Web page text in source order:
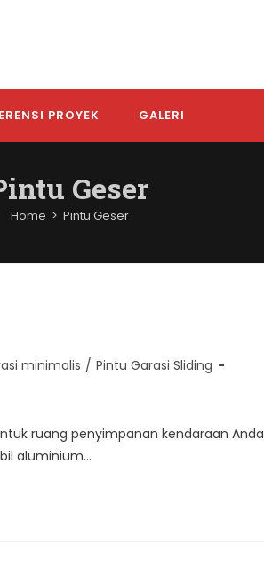
PROYEK GALERI
Geser
Home > Pintu Geser
minimalis / Pintu Garasi Sliding
ruang penyimpanan kendaraan Anda
aluminium…